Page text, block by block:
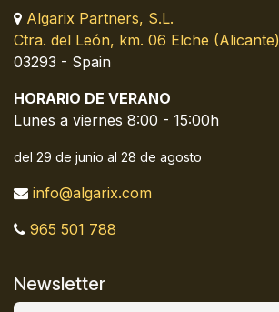
Algarix Partners, S.L.
Ctra. del León, km. 06 Elche (Alicante)
03293 - Spain
HORARIO DE VERANO
Lunes a viernes 8:00 - 15:00h
del 29 de junio al 28 de agosto
info@algarix.com
965 501 788
Newsletter